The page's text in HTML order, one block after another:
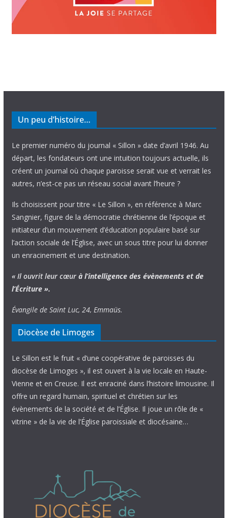
Un peu d’histoire…
Le premier numéro du journal « Sillon » date d’avril 1946. Au
départ, les fondateurs ont une intuition toujours actuelle, ils
créent un journal où chaque paroisse serait vue et verrait les
autres, n’est-ce pas un réseau social avant l’heure ?
Ils choisissent pour titre « Le Sillon », en référence à Marc
Sangnier, figure de la démocratie chrétienne de l’époque et
initiateur d’un mouvement d’éducation populaire basé sur
l’action sociale de l’Église, avec un sous titre pour lui donner
un enracinement et une destination.
« Il ouvrit leur cœur à l’intelligence des évènements et de
l’Écriture ».
Évangile de Saint Luc, 24, Emmaüs.
Diocèse de Limoges
Le Sillon est le fruit « d’une coopérative de paroisses du
diocèse de Limoges », il est ouvert à la vie locale en Haute-
Vienne et en Creuse. Il est enraciné dans l’histoire limousine. Il
offre un regard humain, spirituel et chrétien sur les
évènements de la société et de l’Église. Il joue un rôle de «
vitrine » de la vie de l’Église paroissiale et diocésaine…